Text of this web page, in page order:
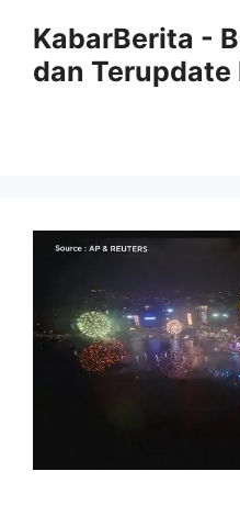
KabarBerita -
dan Terupdate